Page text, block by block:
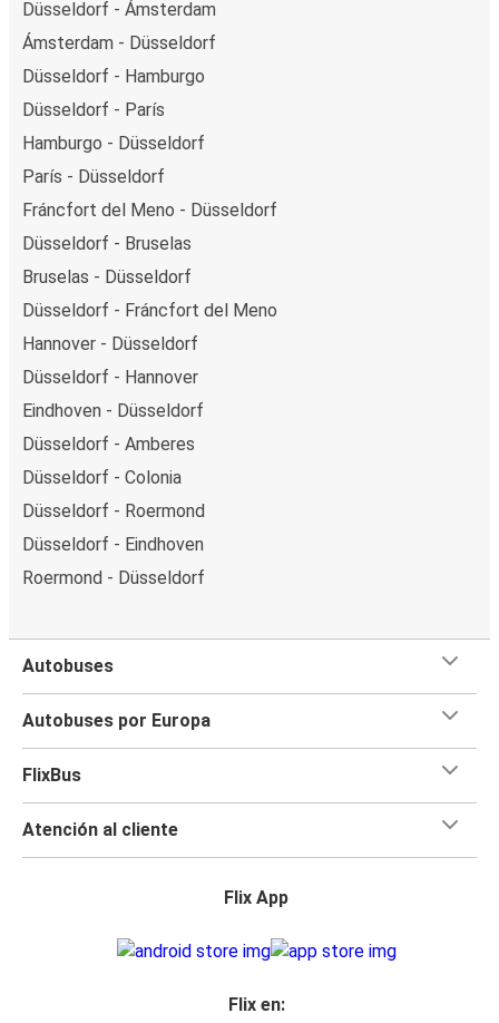
Düsseldorf - Ámsterdam
Ámsterdam - Düsseldorf
Düsseldorf - Hamburgo
Düsseldorf - París
Hamburgo - Düsseldorf
París - Düsseldorf
Fráncfort del Meno - Düsseldorf
Düsseldorf - Bruselas
Bruselas - Düsseldorf
Düsseldorf - Fráncfort del Meno
Hannover - Düsseldorf
Düsseldorf - Hannover
Eindhoven - Düsseldorf
Düsseldorf - Amberes
Düsseldorf - Colonia
Düsseldorf - Roermond
Düsseldorf - Eindhoven
Roermond - Düsseldorf
Autobuses
Autobuses por Europa
FlixBus
Atención al cliente
Flix App
Flix en: